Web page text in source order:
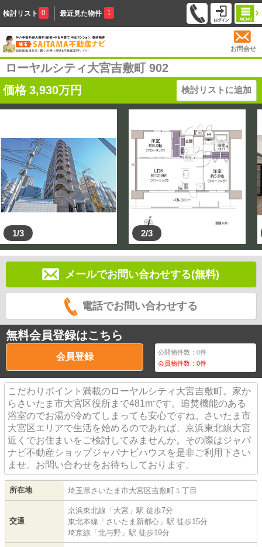
検討リスト 0 最近見た物件 1
お問合せ
ローヤルシティ大宮吉敷町 902
価格 3,930万円 検討リストに追加
1/3 2/3
メールでお問い合わせする(無料)
電話でお問い合わせする
無料会員登録はこちら
会員登録 公開物件数：0件
会員物件数：0件
こだわりポイント満載のローヤルシティ大宮吉敷町。家か
らさいたま市大宮区役所まで481mです。追焚機能のある
浴室のでお湯が冷めてしまっても安心ですね。さいたま市
大宮区エリアで生活を始めるのであれば、京浜東北線大宮
近くでお住まいをご検討してみませんか。その際はジャパ
ナビ不動産ショップジャパナビハウスを是非ご利用下さい
ませ。お問い合わせをお待ちしております。
所在地 埼玉県さいたま市大宮区吉敷町 １丁目
交通
京浜東北線 「 大宮 」駅 徒歩7分
東北本線 「 さいたま新都心 」駅 徒歩15分
埼京線 「 北与野 」駅 徒歩19分